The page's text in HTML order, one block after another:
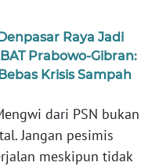
Raya Jadi
Prabowo-Gibran:
Krisis Sampah
dari PSN bukan
Jangan pesimis
meskipun tidak